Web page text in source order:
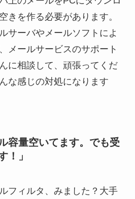
きを作る必要があります。
サーバやメールソフトによ
メールサービスのサポート
に相談して、頑張ってくだ
な感じの対処になります
容量空いてます。でも受
！」
フィルタ、みました？大手